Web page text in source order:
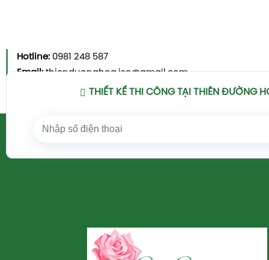
Hotline: 0981 248 587
Email:thienduonghoa.jsc@gmail.com
THIẾT KẾ THI CÔNG TẠI THIÊN ĐƯỜNG